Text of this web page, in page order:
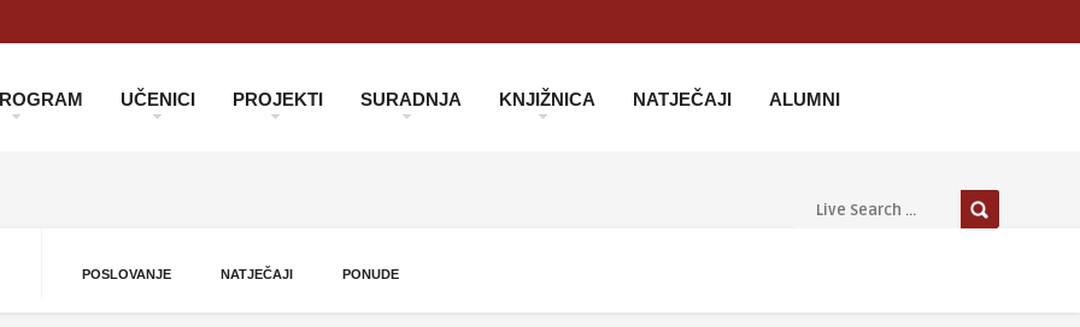
UČENICI PROJEKTI SURADNJA KNJIŽNICA NATJEČAJI ALUMNI
POSLOVANJE NATJEČAJI PONUDE